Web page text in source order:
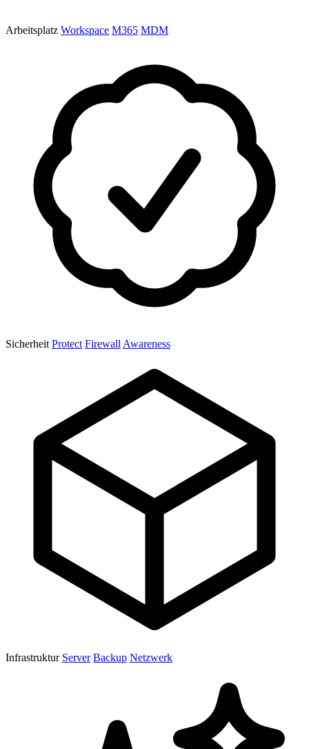
Arbeitsplatz Workspace M365 MDM
Sicherheit Protect Firewall Awareness
Infrastruktur Server Backup Netzwerk